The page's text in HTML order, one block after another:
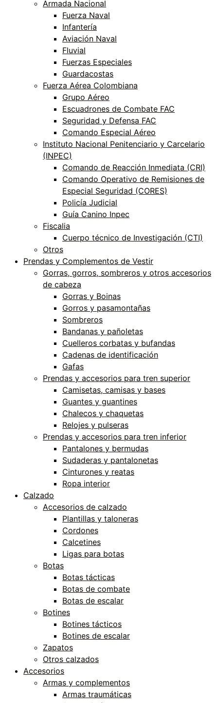
Armada Nacional
Fuerza Naval
Infantería
Aviación Naval
Fluvial
Fuerzas Especiales
Guardacostas
Fuerza Aérea Colombiana
Grupo Aéreo
Escuadrones de Combate FAC
Seguridad y Defensa FAC
Comando Especial Aéreo
Instituto Nacional Penitenciario y Carcelario
(INPEC)
Comando de Reacción Inmediata (CRI)
Comando Operativo de Remisiones de
Especial Seguridad (CORES)
Policía Judicial
Guía Canino Inpec
Fiscalia
Cuerpo técnico de Investigación (CTI)
Otros
Prendas y Complementos de Vestir
Gorras, gorros, sombreros y otros accesorios
de cabeza
Gorras y Boinas
Gorros y pasamontañas
Sombreros
Bandanas y pañoletas
Cuelleros corbatas y bufandas
Cadenas de identificación
Gafas
Prendas y accesorios para tren superior
Camisetas, camisas y bases
Guantes y guantines
Chalecos y chaquetas
Relojes y pulseras
Prendas y accesorios para tren inferior
Pantalones y bermudas
Sudaderas y pantalonetas
Cinturones y reatas
Ropa interior
Calzado
Accesorios de calzado
Plantillas y taloneras
Cordones
Calcetines
Ligas para botas
Botas
Botas tácticas
Botas de combate
Botas de escalar
Botines
Botines tácticos
Botines de escalar
Zapatos
Otros calzados
Accesorios
Armas y complementos
Armas traumáticas